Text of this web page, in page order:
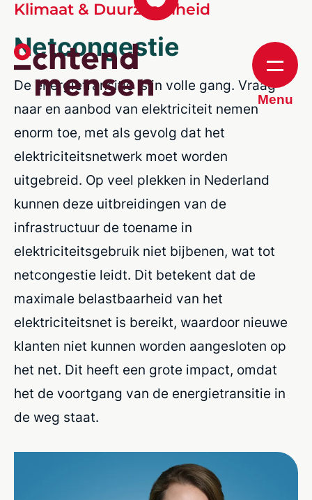
Menu
Klimaat & Duurzaamheid
Netcongestie
De energietransitie is in volle gang. Vraag
naar en aanbod van elektriciteit nemen
enorm toe, met als gevolg dat het
elektriciteitsnetwerk moet worden
uitgebreid. Op veel plekken in Nederland
kunnen deze uitbreidingen van de
infrastructuur de toename in
elektriciteitsgebruik niet bijbenen, wat tot
netcongestie leidt. Dit betekent dat de
maximale belastbaarheid van het
elektriciteitsnet is bereikt, waardoor nieuwe
klanten niet kunnen worden aangesloten op
het net. Dit heeft een grote impact, omdat
het de voortgang van de energietransitie in
de weg staat.